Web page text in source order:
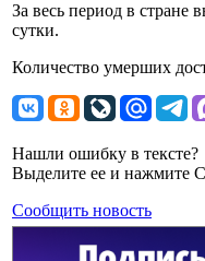
За весь период в стране
сутки.
Количество умерших
Нашли ошибку в тексте?
Выделите ее и нажмите
Сообщить новость